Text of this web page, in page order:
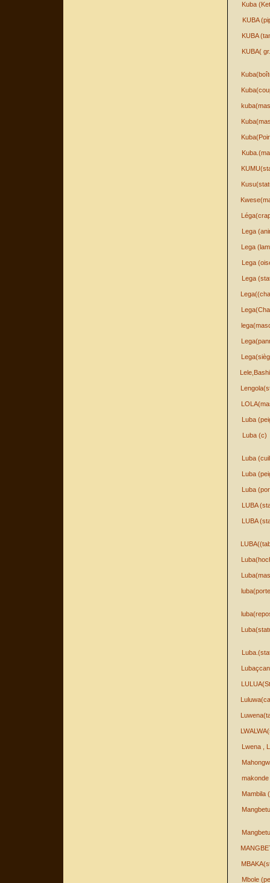
Kuba
KUBA
KUBA
KUBA(
Lega
Lega
Lega
Lega
Luba
Luba (c)
Luba
Luba
Luba
LUBA
LUBA
Lwena ,
Mambila
Mbole